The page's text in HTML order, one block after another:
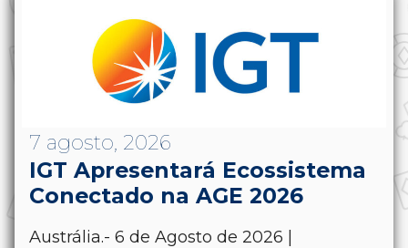
7 agosto, 2026
IGT Apresentará Ecossistema
Conectado na AGE 2026
Austrália.- 6 de Agosto de 2026 |